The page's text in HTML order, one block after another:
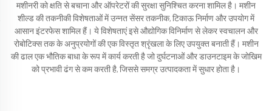
मशीनरी को क्षति से बचाना और ऑपरेटरों की सुरक्षा सुनिश्चित करना शामिल है। मशीन
शील्ड की तकनीकी विशेषताओं में उन्नत सेंसर तकनीक, टिकाऊ निर्माण और उपयोग में
आसान इंटरफेस शामिल हैं। ये विशेषताएं इसे औद्योगिक विनिर्माण से लेकर स्वचालन और
रोबोटिक्स तक के अनुप्रयोगों की एक विस्तृत श्रृंखला के लिए उपयुक्त बनाती हैं। मशीन
की ढाल एक भौतिक बाधा के रूप में कार्य करती है जो दुर्घटनाओं और डाउनटाइम के जोखिम
को प्रभावी ढंग से कम करती है, जिससे समग्र उत्पादकता में सुधार होता है।